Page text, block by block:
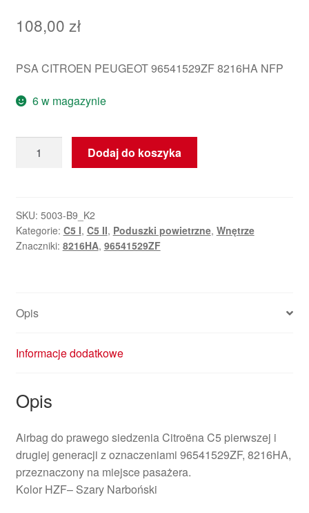
108,00 zł
PSA CITROEN PEUGEOT 96541529ZF 8216HA NFP
6 w magazynie
Airbag
C5
I
i
Dodaj do koszyka
SKU: 5003-B9_K2
Kategorie: C5 I, C5 II, Poduszki powietrzne, Wnętrze
Znaczniki: 8216HA, 96541529ZF
Opis
Informacje dodatkowe
Opis
Airbag do prawego siedzenia Citroëna C5 pierwszej i
drugiej generacji z oznaczeniami 96541529ZF, 8216HA,
przeznaczony na miejsce pasażera.
Kolor HZF– Szary Narboński